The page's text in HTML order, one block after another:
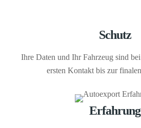
Schutz
Ihre Daten und Ihr Fahrzeug sind
ersten Kontakt bis zur
Erfahrung